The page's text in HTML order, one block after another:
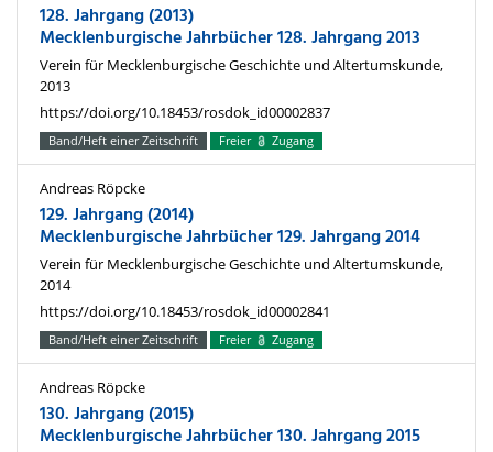
128. Jahrgang (2013)
Mecklenburgische Jahrbücher 128. Jahrgang 2013
Verein für Mecklenburgische Geschichte und Altertumskunde,
2013
https://doi.org/10.18453/rosdok_id00002837
Band/Heft einer Zeitschrift Freier Zugang
Andreas Röpcke
129. Jahrgang (2014)
Mecklenburgische Jahrbücher 129. Jahrgang 2014
Verein für Mecklenburgische Geschichte und Altertumskunde,
2014
https://doi.org/10.18453/rosdok_id00002841
Band/Heft einer Zeitschrift Freier Zugang
Andreas Röpcke
130. Jahrgang (2015)
Mecklenburgische Jahrbücher 130. Jahrgang 2015